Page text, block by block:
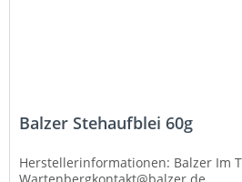
Balzer Stehaufblei 60g
Herstellerinformationen: Balzer Im